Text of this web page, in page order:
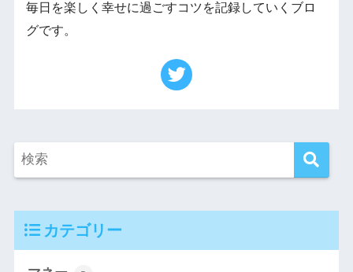
毎日を楽しく幸せに過ごすコツを記録していくブロ
グです。
カテゴリー